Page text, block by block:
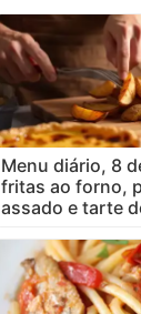
Menu diário, 8
fritas ao forno,
assado e tarte